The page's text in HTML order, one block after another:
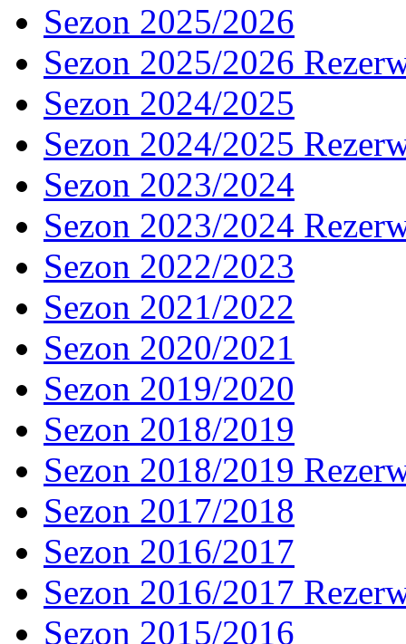
Sezon 2025/2026
Sezon 2025/2026
Sezon 2024/2025
Sezon 2024/2025
Sezon 2023/2024
Sezon 2023/2024
Sezon 2022/2023
Sezon 2021/2022
Sezon 2020/2021
Sezon 2019/2020
Sezon 2018/2019
Sezon 2018/2019
Sezon 2017/2018
Sezon 2016/2017
Sezon 2016/2017
Sezon 2015/2016